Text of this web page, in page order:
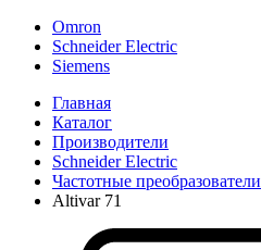
Omron
Schneider Electric
Siemens
Главная
Каталог
Производители
Schneider Electric
Частотные преобразователи
Altivar 71